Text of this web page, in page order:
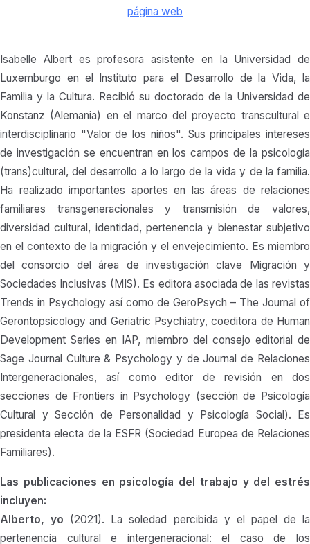
página web
Isabelle Albert es profesora asistente en la Universidad de
Luxemburgo en el Instituto para el Desarrollo de la Vida, la
Familia y la Cultura. Recibió su doctorado de la Universidad de
Konstanz (Alemania) en el marco del proyecto transcultural e
interdisciplinario "Valor de los niños". Sus principales intereses
de investigación se encuentran en los campos de la psicología
(trans)cultural, del desarrollo a lo largo de la vida y de la familia.
Ha realizado importantes aportes en las áreas de relaciones
familiares transgeneracionales y transmisión de valores,
diversidad cultural, identidad, pertenencia y bienestar subjetivo
en el contexto de la migración y el envejecimiento. Es miembro
del consorcio del área de investigación clave Migración y
Sociedades Inclusivas (MIS). Es editora asociada de las revistas
Trends in Psychology así como de GeroPsych – The Journal of
Gerontopsicology and Geriatric Psychiatry, coeditora de Human
Development Series en IAP, miembro del consejo editorial de
Sage Journal Culture & Psychology y de Journal de Relaciones
Intergeneracionales, así como editor de revisión en dos
secciones de Frontiers in Psychology (sección de Psicología
Cultural y Sección de Personalidad y Psicología Social). Es
presidenta electa de la ESFR (Sociedad Europea de Relaciones
Familiares).
Las publicaciones en psicología del trabajo y del estrés
incluyen:
Alberto, yo (2021). La soledad percibida y el papel de la
pertenencia cultural e intergeneracional: el caso de los